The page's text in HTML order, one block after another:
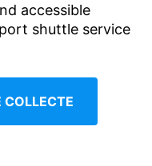
accessible
shuttle service
COLLECTE